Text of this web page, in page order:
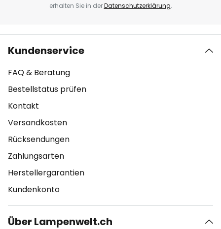
erhalten Sie in derDatenschutzerklärung.
Kundenservice
FAQ & Beratung
Bestellstatus prüfen
Kontakt
Versandkosten
Rücksendungen
Zahlungsarten
Herstellergarantien
Kundenkonto
Über Lampenwelt.ch